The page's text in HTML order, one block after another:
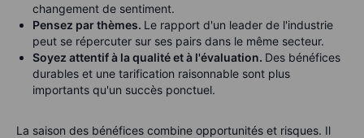
changement de sentiment.
Pensez par thèmes. Le rapport d'un leader de l'industrie
peut se répercuter sur ses pairs dans le même secteur.
Soyez attentif à la qualité et à l'évaluation. Des bénéfices
durables et une tarification raisonnable sont plus
importants qu'un succès ponctuel.
La saison des bénéfices combine opportunités et risques. Il